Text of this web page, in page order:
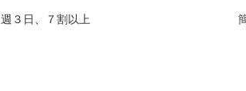
週３日、７割以上